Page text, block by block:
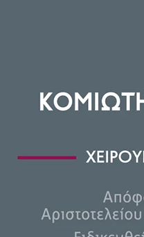
της
στη
μετά την
είχαν δει νωρίτερα
- σε έναν πολύ
πορείας του και
ότι είναι
πήρε από το
τη βραχώδη περιοχή.